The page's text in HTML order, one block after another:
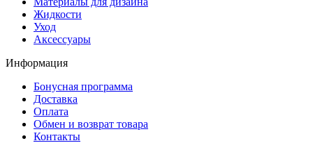
Жидкости
Уход
Аксессуары
Информация
Бонусная программа
Доставка
Оплата
Обмен и возврат товара
Контакты